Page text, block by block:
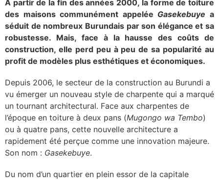
À partir de la fin des années 2000, la forme de toiture
des maisons communément appelée Gasekebuye a
séduit de nombreux Burundais par son élégance et sa
robustesse. Mais, face à la hausse des coûts de
construction, elle perd peu à peu de sa popularité au
profit de modèles plus esthétiques et économiques.
Depuis 2006, le secteur de la construction au Burundi a
vu émerger un nouveau style de charpente qui a marqué
un tournant architectural. Face aux charpentes de
l’époque en toiture à deux pans (Mugongo wa Tembo)
ou à quatre pans, cette nouvelle architecture a
rapidement été perçue comme une innovation majeure.
Son nom : Gasekebuye.
Du nom d’un quartier en plein essor de la capitale